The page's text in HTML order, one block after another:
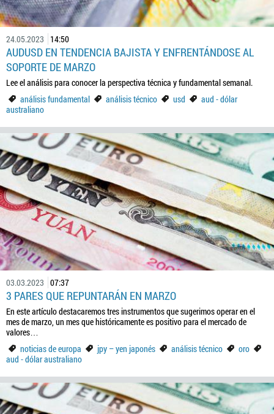
24.05.2023 14:50
AUDUSD EN TENDENCIA BAJISTA Y ENFRENTÁNDOSE AL
SOPORTE DE MARZO
Lee el análisis para conocer la perspectiva técnica y fundamental semanal.
análisis fundamental
análisis técnico usd
aud - dólar
australiano
03.03.2023 07:37
3 PARES QUE REPUNTARÁN EN MARZO
En este artículo destacaremos tres instrumentos que sugerimos operar en el
mes de marzo, un mes que históricamente es positivo para el mercado de
valores…
noticias de europa
jpy – yen japonés análisis técnico
oro
aud - dólar australiano